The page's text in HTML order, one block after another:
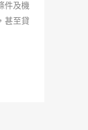
件及機
甚至貸